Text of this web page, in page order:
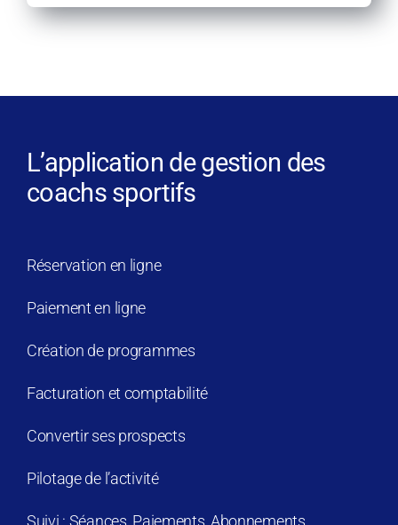
L’application de gestion des
coachs sportifs
Réservation en ligne
Paiement en ligne
Création de programmes
Facturation et comptabilité
Convertir ses prospects
Pilotage de l’activité
Suivi : Séances, Paiements, Abonnements